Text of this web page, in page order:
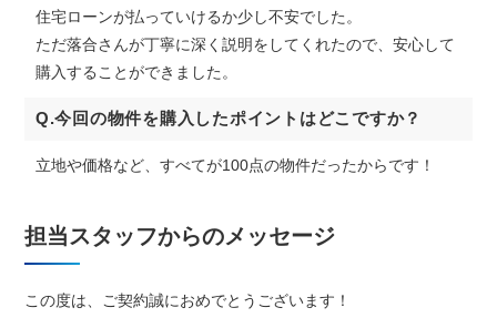
住宅ローンが払っていけるか少し不安でした。
ただ落合さんが丁寧に深く説明をしてくれたので、安心して
購入することができました。
Q.今回の物件を購入したポイントはどこですか？
立地や価格など、すべてが100点の物件だったからです！
担当スタッフからのメッセージ
この度は、ご契約誠におめでとうございます！